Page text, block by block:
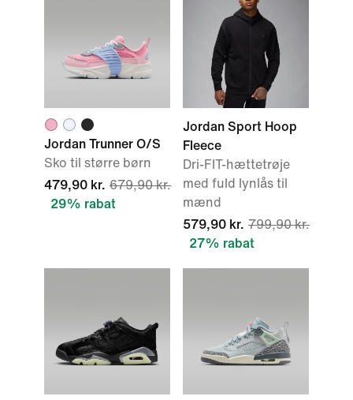
Jordan Trunner O/S
Sko til større børn
479,90 kr. 679,90 kr.
29% rabat
Jordan Sport Hoop
Fleece
Dri-FIT-hættetrøje
med fuld lynlås til
mænd
579,90 kr. 799,90 kr.
27% rabat